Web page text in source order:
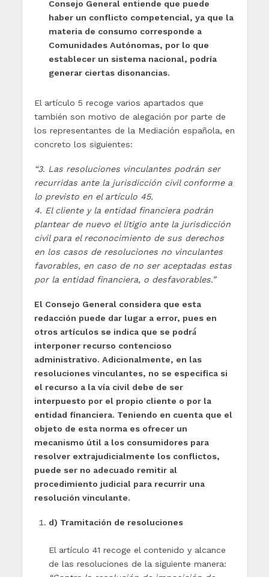
Consejo General entiende que puede
haber un conflicto competencial, ya que la
materia de consumo corresponde a
Comunidades Autónomas, por lo que
establecer un sistema nacional, podría
generar ciertas disonancias.
El artículo 5 recoge varios apartados que
también son motivo de alegación por parte de
los representantes de la Mediación española, en
concreto los siguientes:
“3. Las resoluciones vinculantes podrán ser
recurridas ante la jurisdicción civil conforme a
lo previsto en el artículo 45.
4. El cliente y la entidad financiera podrán
plantear de nuevo el litigio ante la jurisdicción
civil para el reconocimiento de sus derechos
en los casos de resoluciones no vinculantes
favorables, en caso de no ser aceptadas estas
por la entidad financiera, o desfavorables.”
El Consejo General considera que esta
redacción puede dar lugar a error, pues en
otros artículos se indica que se podrá́
interponer recurso contencioso
administrativo. Adicionalmente, en las
resoluciones vinculantes, no se especifica si
el recurso a la vía civil debe de ser
interpuesto por el propio cliente o por la
entidad financiera. Teniendo en cuenta que el
objeto de esta norma es ofrecer un
mecanismo útil a los consumidores para
resolver extrajudicialmente los conflictos,
puede ser no adecuado remitir al
procedimiento judicial para recurrir una
resolución vinculante.
d) Tramitación de resoluciones
El artículo 41 recoge el contenido y alcance
de las resoluciones de la siguiente manera: